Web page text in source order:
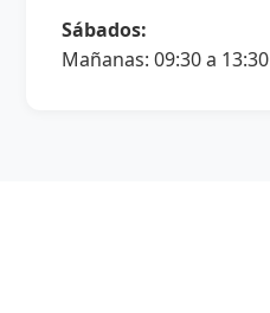
Sábados:
Mañanas: 09:30 a 13:30